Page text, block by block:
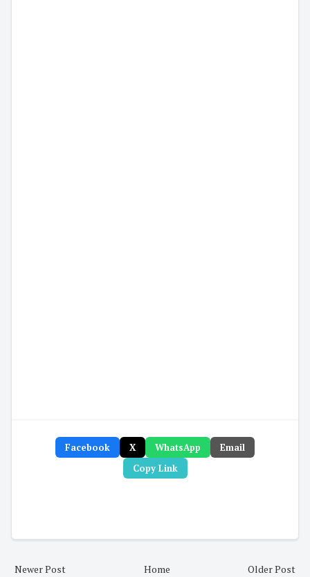
Facebook X WhatsApp
Email
Copy Link
Newer Post Older Post
Home